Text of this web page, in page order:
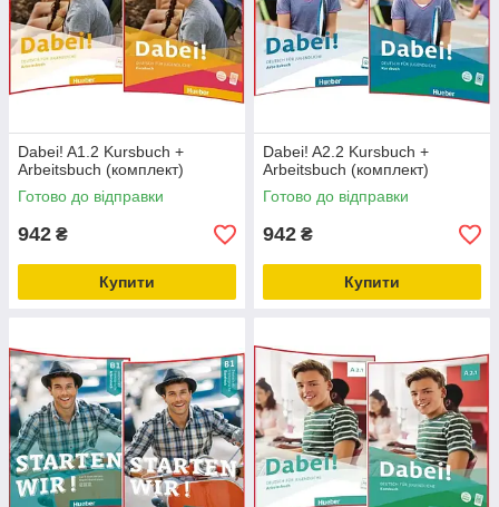
Dabei! A1.2 Kursbuch +
Arbeitsbuch (комплект)
Готово до відправки
942 ₴
Купити
Dabei! A2.2 Kursbuch +
Arbeitsbuch (комплект)
Готово до відправки
942 ₴
Купити